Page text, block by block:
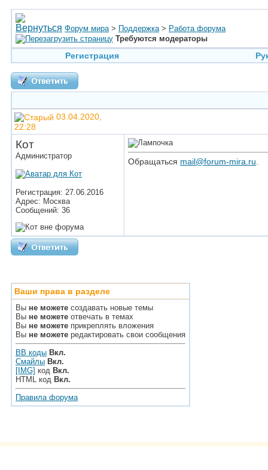
Форум мира > Поддержка > Работа форума
Требуются модераторы
Регистрация
03.04.2020,
22:28
Кот
Администратор
Регистрация: 27.06.2016
Адрес: Москва
Сообщений: 36
Обращаться mail@forum-mira.ru
Ваши права в разделе
Вы не можете создавать новые темы
Вы не можете отвечать в темах
Вы не можете прикреплять вложения
Вы не можете редактировать свои сообщения
BB коды Вкл.
Смайлы Вкл.
[IMG] код Вкл.
HTML код Вкл.
Правила форума